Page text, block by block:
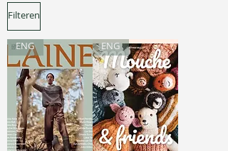
Filteren
ENG
ENG